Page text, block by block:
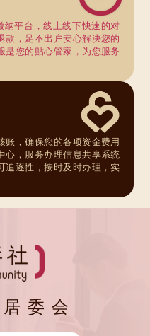
纳平台，线上线下快速的对
款，足不出户安心解决您的
是您的贴心管家，为您服务
账，确保您的各项资金费用
心，服务办理信息共享系统
追逐性，按时及时办理，实
委会